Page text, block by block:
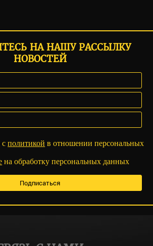
НА НАШУ РАССЫЛКУ
НОВОСТЕЙ
сполитикой в отношении персональных
на обработку персональных данных